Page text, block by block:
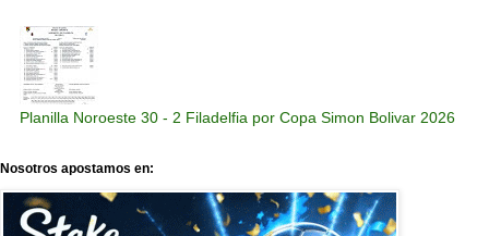
Planilla Noroeste 30 - 2 Filadelfia por Copa Simon Bolivar 2026
Nosotros apostamos en: